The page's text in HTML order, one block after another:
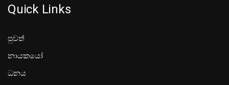
Quick Links
පුවත්
නායකයෝ
ධනය